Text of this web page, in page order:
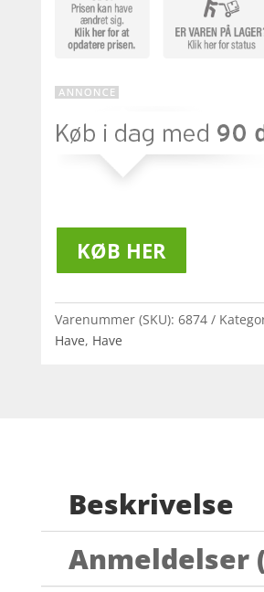
KØB HER
Varenummer (SKU): 6874
Have, Have
Beskrivelse
Anmeldelser